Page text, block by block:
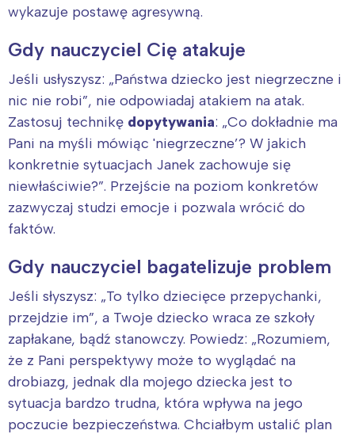
wykazuje postawę agresywną.
Gdy nauczyciel Cię atakuje
Jeśli usłyszysz: „Państwa dziecko jest niegrzeczne i
nic nie robi”, nie odpowiadaj atakiem na atak.
Zastosuj technikę dopytywania: „Co dokładnie ma
Pani na myśli mówiąc 'niegrzeczne’? W jakich
konkretnie sytuacjach Janek zachowuje się
niewłaściwie?”. Przejście na poziom konkretów
zazwyczaj studzi emocje i pozwala wrócić do
faktów.
Gdy nauczyciel bagatelizuje problem
Jeśli słyszysz: „To tylko dziecięce przepychanki,
przejdzie im”, a Twoje dziecko wraca ze szkoły
zapłakane, bądź stanowczy. Powiedz: „Rozumiem,
że z Pani perspektywy może to wyglądać na
drobiazg, jednak dla mojego dziecka jest to
sytuacja bardzo trudna, która wpływa na jego
poczucie bezpieczeństwa. Chciałbym ustalić plan
tego regionu:
Warszawa
Łódź
Trójmiasto
Poznań
Wrocław
Śląsk
Kraków
Południe
Północ
Wszystkie